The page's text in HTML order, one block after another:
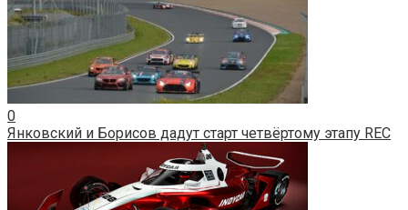
0
Янковский и Борисов дадут старт четвёртому этапу REC